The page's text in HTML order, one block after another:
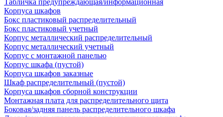
Табличка предупреждающая/информационная
Корпуса шкафов
Бокс пластиковый распределительный
Бокс пластиковый учетный
Корпус металлический распределительный
Корпус металлический учетный
Корпус с монтажной панелью
Корпус шкафа (пустой)
Корпуса шкафов заказные
Шкаф распределительный (пустой)
Корпуса шкафов сборной конструкции
Монтажная плата для распределительного щита
Боковая/задняя панель распределительного шкафа